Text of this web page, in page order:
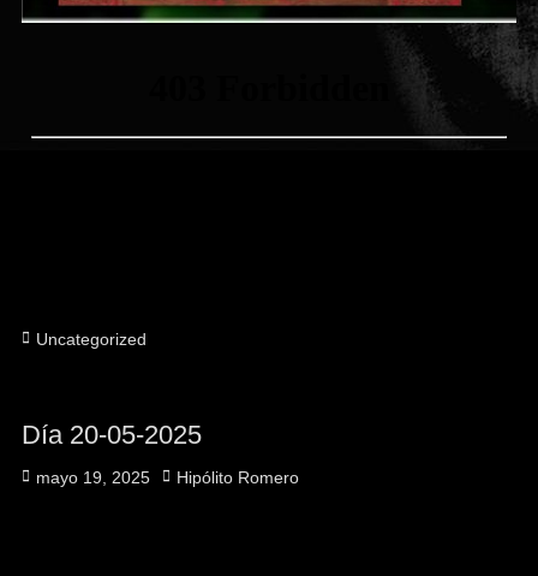
Categorías
Uncategorized
Día 20-05-2025
Publicado
mayo 19, 2025 Autor
Hipólito Romero